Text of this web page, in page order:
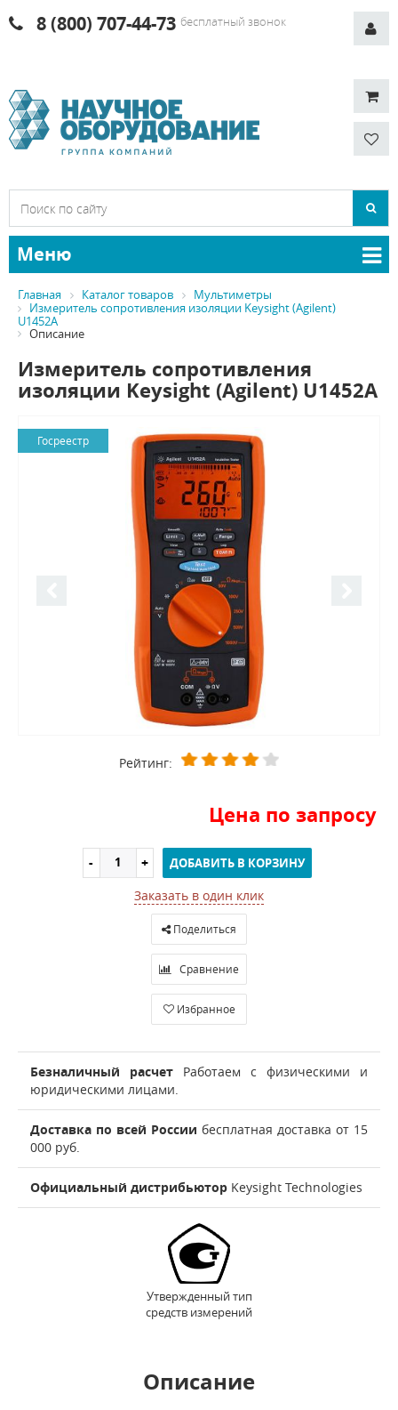
8 (800) 707-44-73 бесплатный звонок
Меню
Главная Каталог товаров
Мультиметры
Измеритель сопротивления изоляции Keysight (Agilent)
U1452A
Описание
Измеритель сопротивления
изоляции Keysight (Agilent) U1452A
Госреестр
Рейтинг:
Цена по запросу
ДОБАВИТЬ В КОРЗИНУ
Заказать в один клик
Поделиться
Сравнение
Избранное
Безналичный расчет Работаем с физическими и
юридическими лицами.
Доставка по всей России бесплатная доставка от 15
000 руб.
Официальный дистрибьютор Keysight Technologies
Утвержденный тип
средств измерений
Описание